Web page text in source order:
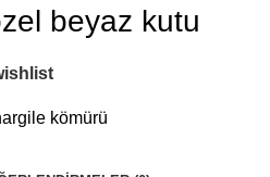
beyaz kutu
kömürü